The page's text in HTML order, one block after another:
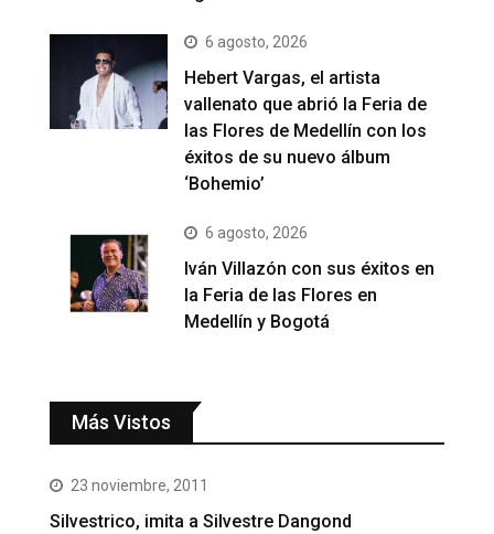
6 agosto, 2026
Hebert Vargas, el artista
vallenato que abrió la Feria de
las Flores de Medellín con los
éxitos de su nuevo álbum
‘Bohemio’
6 agosto, 2026
Iván Villazón con sus éxitos en
la Feria de las Flores en
Medellín y Bogotá
Más Vistos
23 noviembre, 2011
Silvestrico, imita a Silvestre Dangond